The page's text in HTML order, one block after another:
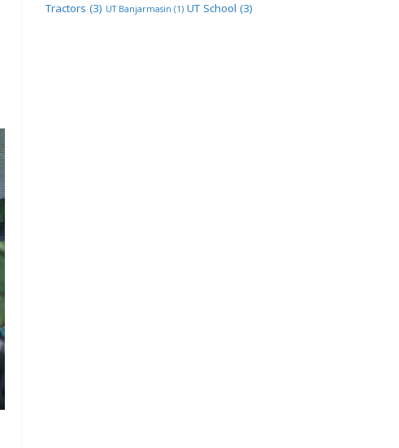
Tractors (3) UT Banjarmasin (1) UT School (3)